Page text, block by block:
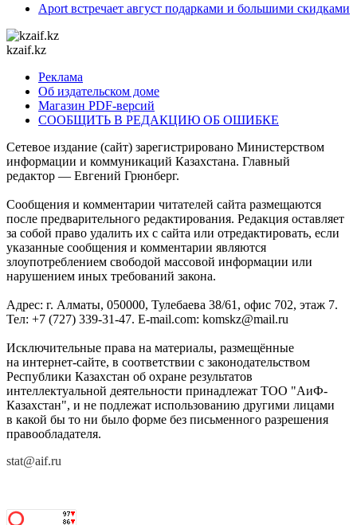
Aport встречает август подарками и большими скидками
kzaif.kz
Реклама
Об издательском доме
Магазин PDF-версий
СООБЩИТЬ В РЕДАКЦИЮ ОБ ОШИБКЕ
Сетевое издание (сайт) зарегистрировано Министерством
информации и коммуникаций Казахстана. Главный
редактор — Евгений Грюнберг.
Сообщения и комментарии читателей сайта размещаются
после предварительного редактирования. Редакция оставляет
за собой право удалить их с сайта или отредактировать, если
указанные сообщения и комментарии являются
злоупотреблением свободой массовой информации или
нарушением иных требований закона.
Адрес: г. Алматы, 050000, Тулебаева 38/61, офис 702, этаж 7.
Тел: +7 (727) 339-31-47. E-mail.com: komskz@mail.ru
Исключительные права на материалы, размещённые
на интернет-сайте, в соответствии с законодательством
Республики Казахстан об охране результатов
интеллектуальной деятельности принадлежат ТОО "АиФ-
Казахстан", и не подлежат использованию другими лицами
в какой бы то ни было форме без письменного разрешения
правообладателя.
stat@aif.ru